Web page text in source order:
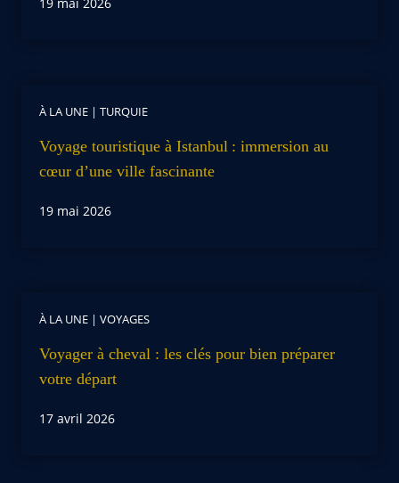
À LA UNE | TURQUIE
Voyage touristique à Istanbul : immersion au
cœur d’une ville fascinante
19 mai 2026
À LA UNE | VOYAGES
Voyager à cheval : les clés pour bien préparer
votre départ
17 avril 2026